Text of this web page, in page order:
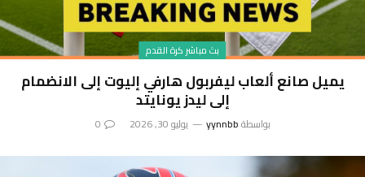
بث مباشر كرة القدم
يميل صانع ألعاب ليفربول هارفي إليوت إلى الانضمام
إلى ليدز يونايتد
بواسطةyynnbb يوليو 30, 2026 0